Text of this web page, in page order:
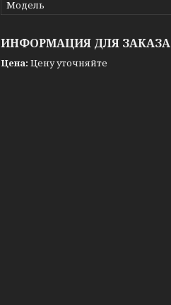
Модель
ИНФОРМАЦИЯ ДЛЯ ЗАКАЗА
Цена: Цену уточняйте